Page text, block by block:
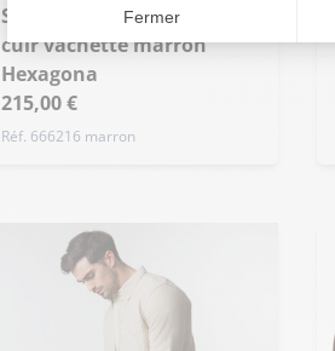
Fermer
Sac transformable 13 A4
cuir vachette marron
Hexagona
215,00 €
Réf. 666216 marron